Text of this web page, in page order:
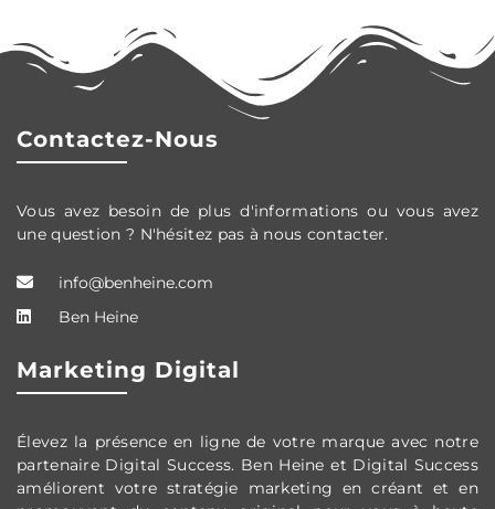
Contactez-Nous
Vous avez besoin de plus d'informations ou vous avez
une question ? N'hésitez pas à nous contacter.
info@benheine.com
Ben Heine
Marketing Digital
Élevez la présence en ligne de votre marque avec notre
partenaire Digital Success. Ben Heine et Digital Success
améliorent votre stratégie marketing en créant et en